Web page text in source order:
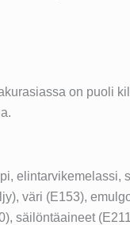
on puoli
elintarvikemelassi,
väri (E153),
säilöntäaineet